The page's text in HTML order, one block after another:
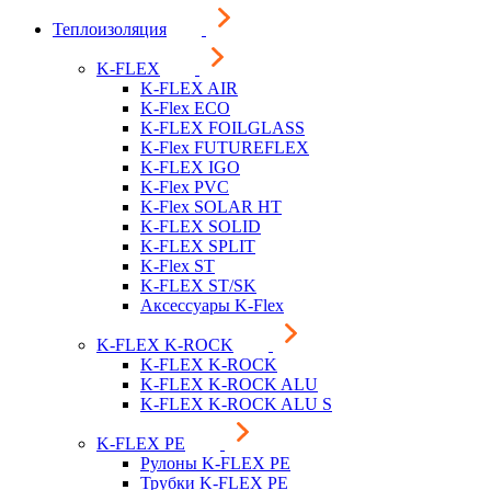
Теплоизоляция
K-FLEX
K-FLEX AIR
K-Flex ECO
K-FLEX FOILGLASS
K-Flex FUTUREFLEX
K-FLEX IGO
K-Flex PVC
K-Flex SOLAR HT
K-FLEX SOLID
K-FLEX SPLIT
K-Flex ST
K-FLEX ST/SK
Аксессуары K-Flex
K-FLEX K-ROCK
K-FLEX K-ROCK
K-FLEX K-ROCK ALU
K-FLEX K-ROCK ALU S
K-FLEX PE
Рулоны K-FLEX PE
Трубки K-FLEX PE